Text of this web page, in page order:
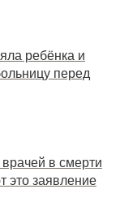
ребёнка и
перед
в смерти
это заявление